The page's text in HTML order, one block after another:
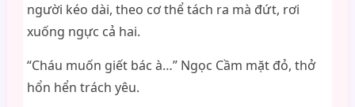
người kéo dài, theo cơ thể tách ra mà đứt, rơi
xuống ngực cả hai.
“Cháu muốn giết bác à…” Ngọc Cầm mặt đỏ, thở
hổn hển trách yêu.